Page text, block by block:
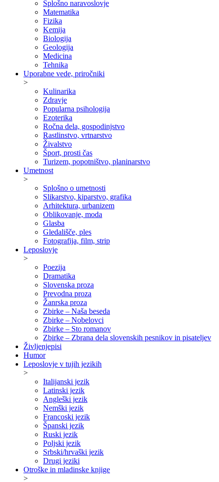
Splošno naravoslovje
Matematika
Fizika
Kemija
Biologija
Geologija
Medicina
Tehnika
Uporabne vede, priročniki
>
Kulinarika
Zdravje
Popularna psihologija
Ezoterika
Ročna dela, gospodinjstvo
Rastlinstvo, vrtnarstvo
Živalstvo
Šport, prosti čas
Turizem, popotništvo, planinarstvo
Umetnost
>
Splošno o umetnosti
Slikarstvo, kiparstvo, grafika
Arhitektura, urbanizem
Oblikovanje, moda
Glasba
Gledališče, ples
Fotografija, film, strip
Leposlovje
>
Poezija
Dramatika
Slovenska proza
Prevodna proza
Žanrska proza
Zbirke – Naša beseda
Zbirke – Nobelovci
Zbirke – Sto romanov
Zbirke – Zbrana dela slovenskih pesnikov in pisateljev
Življenjepisi
Humor
Leposlovje v tujih jezikih
>
Italijanski jezik
Latinski jezik
Angleški jezik
Nemški jezik
Francoski jezik
Španski jezik
Ruski jezik
Poljski jezik
Srbski/hrvaški jezik
Drugi jeziki
Otroške in mladinske knjige
>